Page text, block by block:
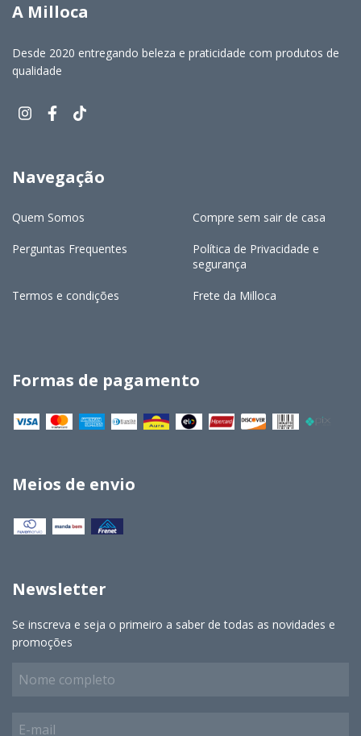
A Milloca
Desde 2020 entregando beleza e praticidade com produtos de
qualidade
Navegação
Quem Somos Compre sem sair de casa
Perguntas Frequentes
Política de Privacidade e
segurança
Termos e condições Frete da Milloca
Formas de pagamento
Meios de envio
Newsletter
Se inscreva e seja o primeiro a saber de todas as novidades e
promoções